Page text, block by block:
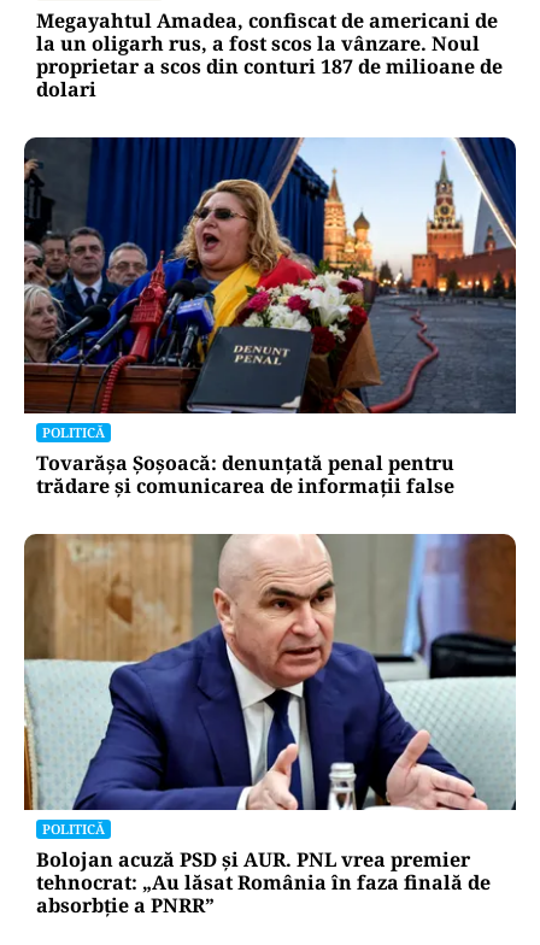
Megayahtul Amadea, confiscat de americani de
la un oligarh rus, a fost scos la vânzare. Noul
proprietar a scos din conturi 187 de milioane de
dolari
POLITICĂ
Tovarășa Șoșoacă: denunțată penal pentru
trădare și comunicarea de informații false
POLITICĂ
Bolojan acuză PSD și AUR. PNL vrea premier
tehnocrat: „Au lăsat România în faza finală de
absorbţie a PNRR”